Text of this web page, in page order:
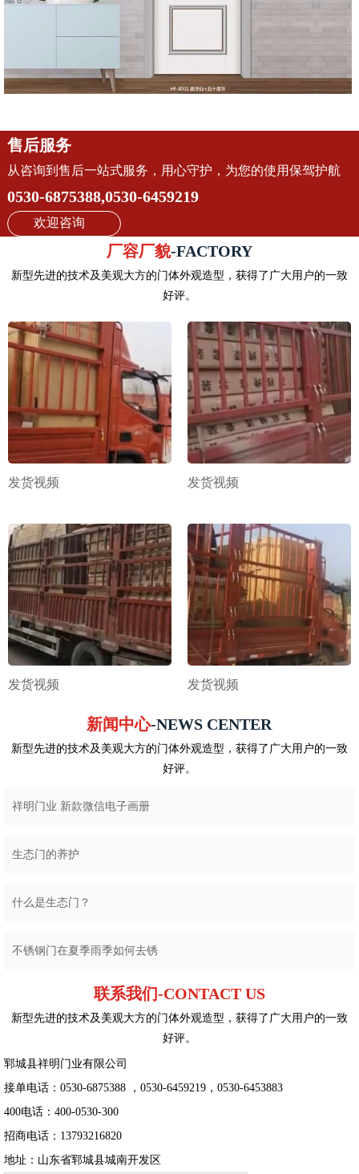
售后服务
从咨询到售后一站式服务，用心守护，为您的使用保驾护航
0530-6875388,0530-6459219
欢迎咨询
厂容厂貌-FACTORY
新型先进的技术及美观大方的门体外观造型，获得了广大用户的一致
好评。
发货视频 发货视频
发货视频 发货视频
新闻中心-NEWS CENTER
新型先进的技术及美观大方的门体外观造型，获得了广大用户的一致
好评。
祥明门业 新款微信电子画册
生态门的养护
什么是生态门？
不锈钢门在夏季雨季如何去锈
联系我们-CONTACT US
新型先进的技术及美观大方的门体外观造型，获得了广大用户的一致
好评。
郓城县祥明门业有限公司
接单电话：0530-6875388 ，0530-6459219，0530-6453883
400电话：400-0530-300
招商电话：13793216820
地址：山东省郓城县城南开发区